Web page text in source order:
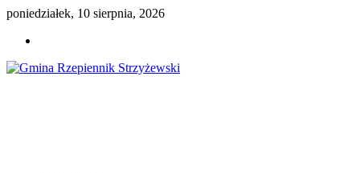
poniedziałek, 10 sierpnia, 2026